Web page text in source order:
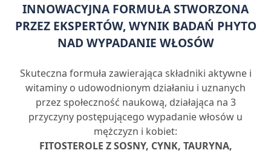
INNOWACYJNA FORMUŁA STWORZONA
PRZEZ EKSPERTÓW, WYNIK BADAŃ PHYTO
NAD WYPADANIE WŁOSÓW
Skuteczna formuła zawierająca składniki aktywne i
witaminy o udowodnionym działaniu i uznanych
przez społeczność naukową, działająca na 3
przyczyny postępującego wypadanie włosów u
mężczyzn i kobiet:
FITOSTEROLE Z SOSNY, CYNK, TAURYNA,